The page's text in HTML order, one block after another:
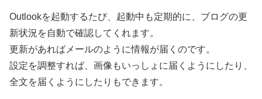
Outlookを起動するたび、起動中も定期的に、ブログの更
新状況を自動で確認してくれます。
更新があればメールのように情報が届くのです。
設定を調整すれば、画像もいっしょに届くようにしたり、
全文を届くようにしたりもできます。